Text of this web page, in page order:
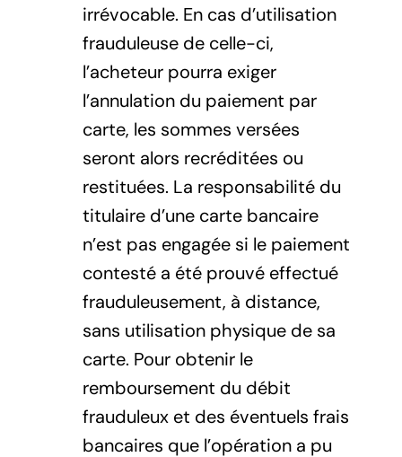
irrévocable. En cas d’utilisation
frauduleuse de celle-ci,
l’acheteur pourra exiger
l’annulation du paiement par
carte, les sommes versées
seront alors recréditées ou
restituées. La responsabilité du
titulaire d’une carte bancaire
n’est pas engagée si le paiement
contesté a été prouvé effectué
frauduleusement, à distance,
sans utilisation physique de sa
carte. Pour obtenir le
remboursement du débit
frauduleux et des éventuels frais
bancaires que l’opération a pu